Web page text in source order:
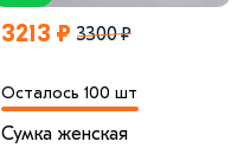
3213 ₽ 3300 ₽
Осталось 100 шт
Сумка женская